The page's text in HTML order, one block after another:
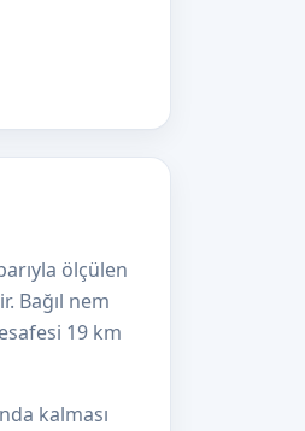
ölçülen
Bağıl nem
19 km
kalması